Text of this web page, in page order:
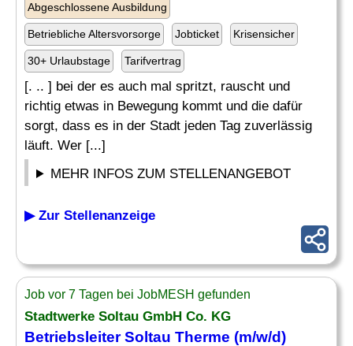
Abgeschlossene Ausbildung
Betriebliche Altersvorsorge Jobticket Krisensicher
30+ Urlaubstage Tarifvertrag
[. .. ] bei der es auch mal spritzt, rauscht und
richtig etwas in Bewegung kommt und die dafür
sorgt, dass es in der Stadt jeden Tag zuverlässig
läuft. Wer [...]
MEHR INFOS ZUM STELLENANGEBOT
▶ Zur Stellenanzeige
Job vor 7 Tagen bei JobMESH gefunden
Stadtwerke Soltau GmbH Co. KG
Betriebsleiter Soltau Therme (m/w/d)